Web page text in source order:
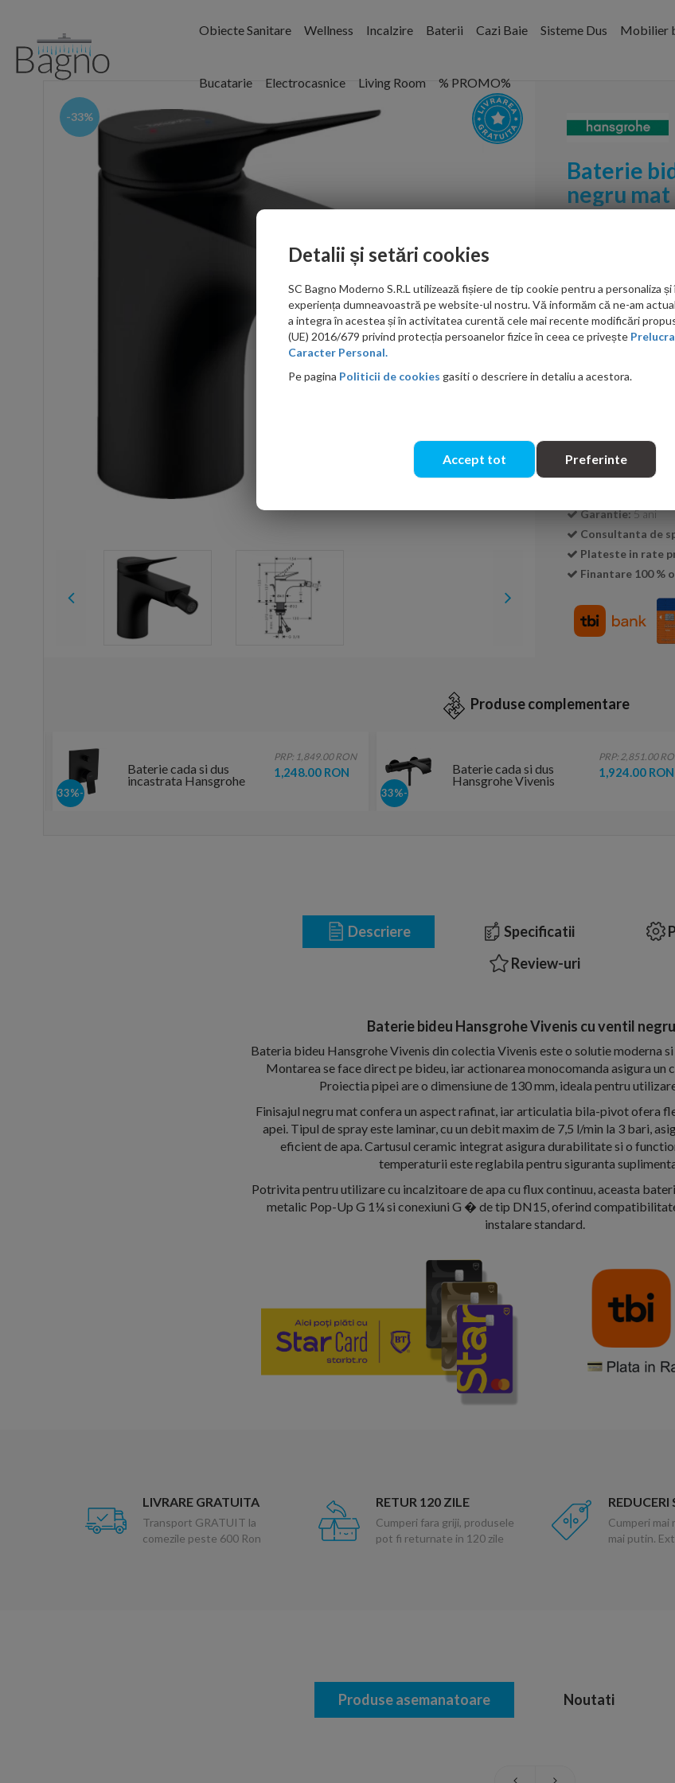
Obiecte Sanitare Wellness Incalzire Baterii Cazi Baie Sisteme Dus Mobilier
Bucatarie Electrocasnice Living Room % PROMO%
-33%
Baterie
negru mat
1,456.00 RON
Ati gasit in
Transport
Garantie:5 ani
Consultanta de
Plateste in rate
Finantare 100 %
Produse complementare
-33%
Baterie cada si dus
Hansgrohe Vivenis
monocomanda negru
PRP: 2,851.00
1,924.00 RON
-33%
Baterie cada si dus
incastrata Hansgrohe
Vivenis negru mat
PRP: 1,849.00 RON
1,248.00 RON
Descriere Specificatii
Review-uri
Baterie bideu Hansgrohe Vivenis cu ventil
Bateria bideu Hansgrohe Vivenis din colectia Vivenis este o solutie moderna
Montarea se face direct pe bideu, iar actionarea monocomanda asigura un
Proiectia pipei are o dimensiune de 130 mm, ideala pentru
Finisajul negru mat confera un aspect rafinat, iar articulatia bila-pivot ofera
apei. Tipul de spray este laminar, cu un debit maxim de 7,5 l/min la 3 bari,
eficient de apa. Cartusul ceramic integrat asigura durabilitate si o
temperaturii este reglabila pentru siguranta
Potrivita pentru utilizare cu incalzitoare de apa cu flux continuu, aceasta
metalic Pop-Up G 1¼ si conexiuni G � de tip DN15, oferind
instalare standard.
LIVRARE GRATUITA
Transport GRATUIT la
comezile peste 600 Ron
RETUR 120 ZILE
Cumperi fara griji, produsele
pot fi returnate in 120 zile
Cumperi mai
mai putin.
Produse asemanatoare Noutati
Detalii și setări cookies
SC Bagno Moderno S.R.L utilizează fișiere de tip cookie pentru a personaliza
experiența dumneavoastră pe website-ul nostru. Vă informăm că ne-am
a integra în acestea și în activitatea curentă cele mai recente modificări
(UE) 2016/679 privind protecția persoanelor fizice în ceea ce privește
Caracter Personal.
Pe pagina Politicii de cookies gasiti o descriere in detaliu a acestora.
Accept tot Preferinte